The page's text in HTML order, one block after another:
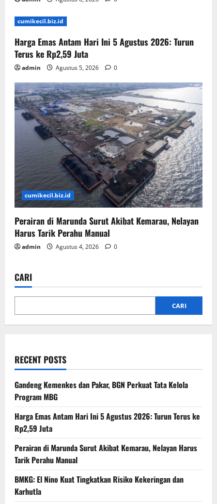
cumikecil.biz.id
Harga Emas Antam Hari Ini 5 Agustus 2026: Turun
Terus ke Rp2,59 Juta
admin Agustus 5, 2026 0
cumikecil.biz.id
Perairan di Marunda Surut Akibat Kemarau, Nelayan
Harus Tarik Perahu Manual
admin Agustus 4, 2026 0
CARI
CARI
RECENT POSTS
Gandeng Kemenkes dan Pakar, BGN Perkuat Tata Kelola
Program MBG
Harga Emas Antam Hari Ini 5 Agustus 2026: Turun Terus ke
Rp2,59 Juta
Perairan di Marunda Surut Akibat Kemarau, Nelayan Harus
Tarik Perahu Manual
BMKG: El Nino Kuat Tingkatkan Risiko Kekeringan dan
Karhutla